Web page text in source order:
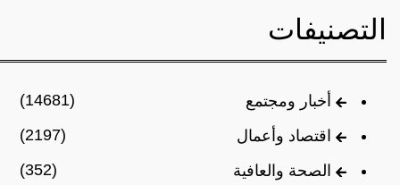
التصنيفات
أخبار ومجتمع
(14681)
اقتصاد وأعمال
(2197)
الصحة والعافية
(352)